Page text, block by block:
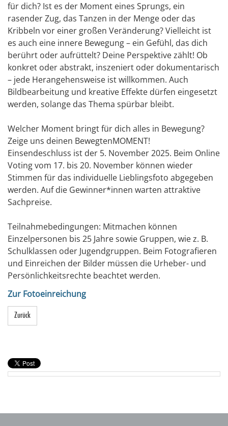
für dich? Ist es der Moment eines Sprungs, ein
rasender Zug, das Tanzen in der Menge oder das
Kribbeln vor einer großen Veränderung? Vielleicht ist
es auch eine innere Bewegung – ein Gefühl, das dich
berührt oder aufrüttelt? Deine Perspektive zählt! Ob
konkret oder abstrakt, inszeniert oder dokumentarisch
– jede Herangehensweise ist willkommen. Auch
Bildbearbeitung und kreative Effekte dürfen eingesetzt
werden, solange das Thema spürbar bleibt.
Welcher Moment bringt für dich alles in Bewegung?
Zeige uns deinen BewegtenMOMENT!
Einsendeschluss ist der 5. November 2025. Beim Online
Voting vom 17. bis 20. November können wieder
Stimmen für das individuelle Lieblingsfoto abgegeben
werden. Auf die Gewinner*innen warten attraktive
Sachpreise.
Teilnahmebedingungen: Mitmachen können
Einzelpersonen bis 25 Jahre sowie Gruppen, wie z. B.
Schulklassen oder Jugendgruppen. Beim Fotografieren
und Einreichen der Bilder müssen die Urheber- und
Persönlichkeitsrechte beachtet werden.
Zur Fotoeinreichung
Zurück